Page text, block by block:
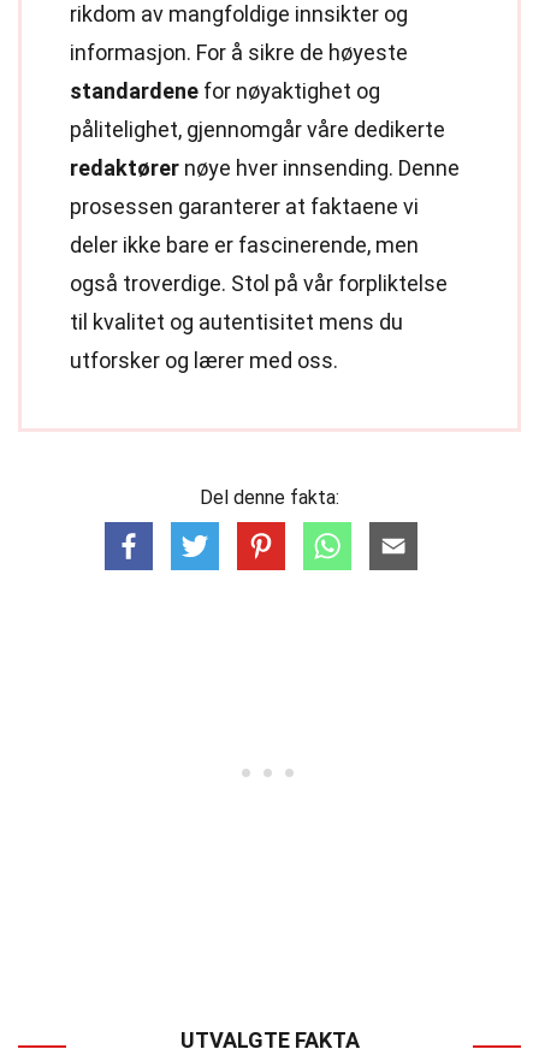
rikdom av mangfoldige innsikter og
informasjon. For å sikre de høyeste
standardene for nøyaktighet og
pålitelighet, gjennomgår våre dedikerte
redaktører nøye hver innsending. Denne
prosessen garanterer at faktaene vi
deler ikke bare er fascinerende, men
også troverdige. Stol på vår forpliktelse
til kvalitet og autentisitet mens du
utforsker og lærer med oss.
Del denne fakta:
UTVALGTE FAKTA